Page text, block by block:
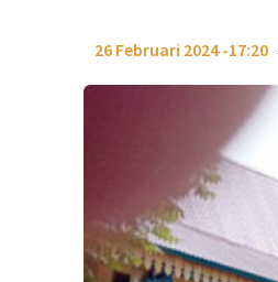
26 Februari 2024 -17:20